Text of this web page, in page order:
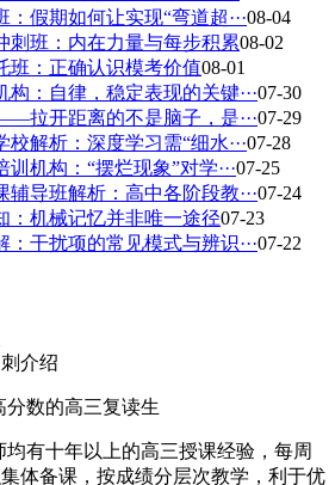
假期如何让实现“弯道超···08-04
刺班：内在力量与每步积累08-02
班：正确认识模考价值08-01
：自律，稳定表现的关键···07-30
拉开距离的不是脑子，是···07-29
解析：深度学习需“细水···07-28
机构：“摆烂现象”对学···07-25
导班解析：高中各阶段教···07-24
：机械记忆并非唯一途径07-23
干扰项的常见模式与辨识···07-22
介绍
分数的高三复读生
均有十年以上的高三授课经验，每周
体备课，按成绩分层次教学，利于优